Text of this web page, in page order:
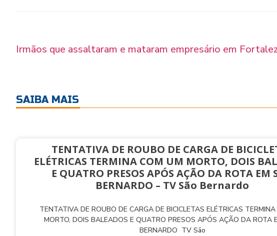
Irmãos que assaltaram e mataram empresário em
SAIBA MAIS
TENTATIVA DE ROUBO DE CARGA DE
ELÉTRICAS TERMINA COM UM MORTO, DOIS
E QUATRO PRESOS APÓS AÇÃO DA ROTA EM
BERNARDO – TV São Bernardo
TENTATIVA DE ROUBO DE CARGA DE BICICLETAS ELÉTRICAS
MORTO, DOIS BALEADOS E QUATRO PRESOS APÓS AÇÃO DA ROTA
BERNARDO TV São